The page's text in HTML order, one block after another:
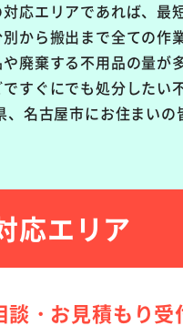
応エリアであれば、最
から搬出まで全ての作
廃棄する不用品の量が
すぐにでも処分したい
、名古屋市にお住まいの
応エリア
談・お見積もり受